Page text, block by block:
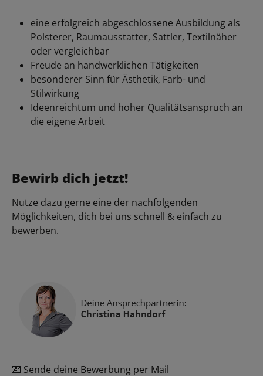
eine erfolgreich abgeschlossene Ausbildung als
Polsterer, Raumausstatter, Sattler, Textilnäher
oder vergleichbar
Freude an handwerklichen Tätigkeiten
besonderer Sinn für Ästhetik, Farb- und
Stilwirkung
Ideenreichtum und hoher Qualitätsanspruch an
die eigene Arbeit
Bewirb dich jetzt!
Nutze dazu gerne eine der nachfolgenden
Möglichkeiten, dich bei uns schnell & einfach zu
bewerben.
💌 Sende deine Bewerbung per Mail